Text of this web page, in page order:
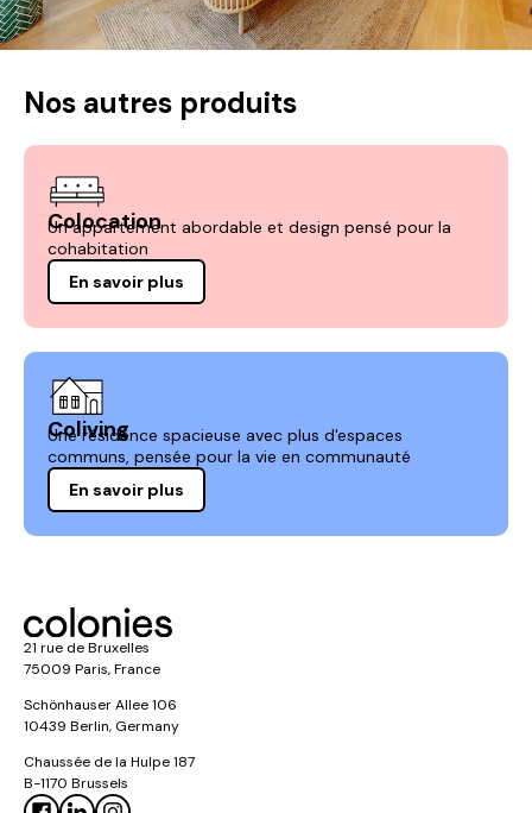
Nos autres produits
Colocation
Un appartement abordable et design pensé pour la
cohabitation
En savoir plus
Coliving
Une résidence spacieuse avec plus d'espaces
communs, pensée pour la vie en communauté
En savoir plus
21 rue de Bruxelles
75009 Paris, France
Schönhauser Allee 106
10439 Berlin, Germany
Chaussée de la Hulpe 187
B-1170 Brussels